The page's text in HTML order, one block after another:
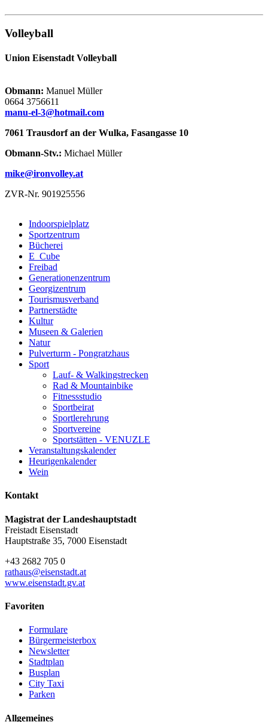
Volleyball
Union Eisenstadt Volleyball
Obmann: Manuel Müller
0664 3756611
manu-el-3@hotmail.com
7061 Trausdorf an der Wulka, Fasangasse 10
Obmann-Stv.: Michael Müller
mike@ironvolley.at
ZVR-Nr. 901925556
Indoorspielplatz
Sportzentrum
Bücherei
E_Cube
Freibad
Generationenzentrum
Georgizentrum
Tourismusverband
Partnerstädte
Kultur
Museen & Galerien
Natur
Pulverturm - Pongratzhaus
Sport
Lauf- & Walkingstrecken
Rad & Mountainbike
Fitnessstudio
Sportbeirat
Sportlerehrung
Sportvereine
Sportstätten - VENUZLE
Veranstaltungskalender
Heurigenkalender
Wein
Kontakt
Magistrat der Landeshauptstadt
Freistadt Eisenstadt
Hauptstraße 35, 7000 Eisenstadt
+43 2682 705 0
rathaus@eisenstadt.at
www.eisenstadt.gv.at
Favoriten
Formulare
Bürgermeisterbox
Newsletter
Stadtplan
Busplan
City Taxi
Parken
Allgemeines